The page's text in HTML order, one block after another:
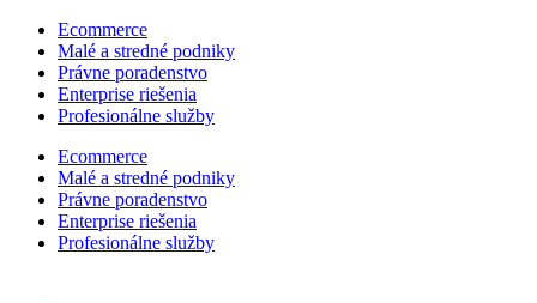
Ecommerce
Malé a stredné podniky
Právne poradenstvo
Enterprise riešenia
Profesionálne služby
Ecommerce
Malé a stredné podniky
Právne poradenstvo
Enterprise riešenia
Profesionálne služby